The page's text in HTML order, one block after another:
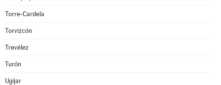
Torre-Cardela
Torvizcón
Trevélez
Turón
Ugíjar